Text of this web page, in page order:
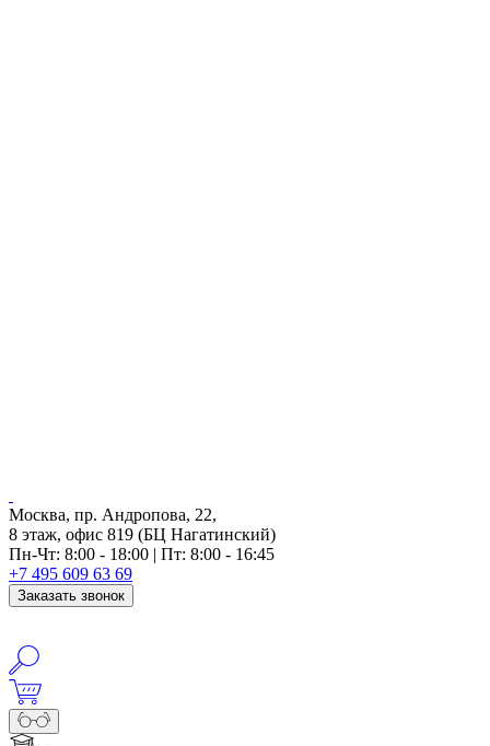
Москва, пр. Андропова, 22,
8 этаж, офис 819 (БЦ Нагатинский)
Пн-Чт: 8:00 - 18:00 | Пт: 8:00 - 16:45
+7 495 609 63 69
Заказать звонок